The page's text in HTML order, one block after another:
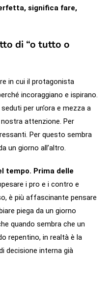
significa fare,
di “o tutto o
in cui il protagonista
incoraggiano e ispirano.
per un’ora e mezza a
attenzione. Per
Per questo sembra
un giorno all’altro.
tempo. Prima delle
i pro e i contro e
è più affascinante pensare
piega da un giorno
quando sembra che un
repentino, in realtà è la
decisione interna già